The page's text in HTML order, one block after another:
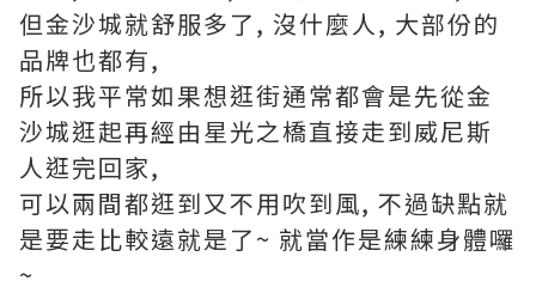
但金沙城就舒服多了, 沒什麼人, 大部份的
品牌也都有,
所以我平常如果想逛街通常都會是先從金
沙城逛起再經由星光之橋直接走到威尼斯
人逛完回家,
可以兩間都逛到又不用吹到風, 不過缺點就
是要走比較遠就是了~ 就當作是練練身體囉
~